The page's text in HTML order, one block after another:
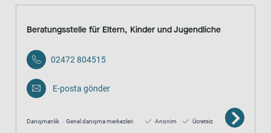
Beratungsstelle für Eltern, Kinder und Jugendliche
02472 804515
E-posta gönder
Danışmanlık Genel danışma merkezleri Anonim Ücretsiz